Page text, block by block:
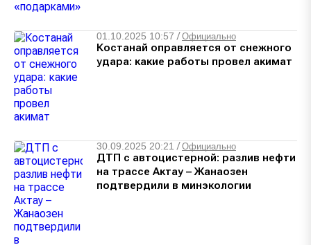
01.10.2025 10:57 /Официально
Костанай оправляется от снежного
удара: какие работы провел акимат
30.09.2025 20:21 /Официально
ДТП с автоцистерной: разлив нефти
на трассе Актау – Жанаозен
подтвердили в минэкологии